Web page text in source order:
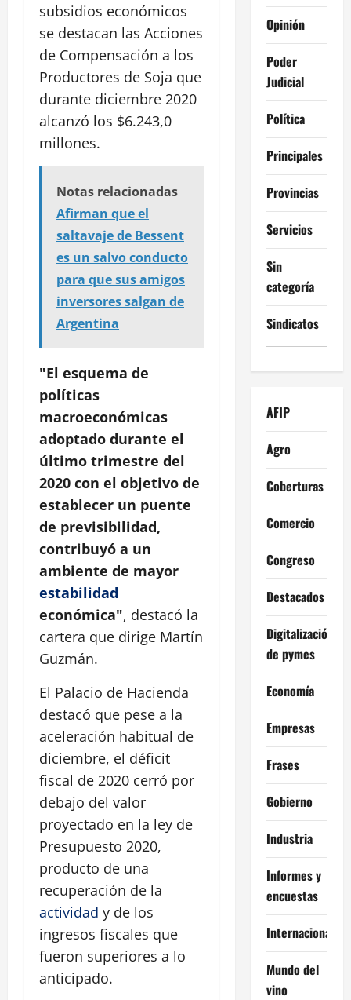
subsidios económicos
se destacan las Acciones
de Compensación a los
Productores de Soja que
durante diciembre 2020
alcanzó los $6.243,0
millones.
Notas relacionadas
Afirman que el
saltavaje de Bessent
es un salvo conducto
para que sus amigos
inversores salgan de
Argentina
"El esquema de
políticas
macroeconómicas
adoptado durante el
último trimestre del
2020 con el objetivo de
establecer un puente
de previsibilidad,
contribuyó a un
ambiente de mayor
estabilidad
económica", destacó la
cartera que dirige Martín
Guzmán.
El Palacio de Hacienda
destacó que pese a la
aceleración habitual de
diciembre, el déficit
fiscal de 2020 cerró por
debajo del valor
proyectado en la ley de
Presupuesto 2020,
producto de una
recuperación de la
actividad y de los
ingresos fiscales que
fueron superiores a lo
anticipado.
Opinión
Poder
Judicial
Política
Principales
Provincias
Servicios
Sin
categoría
Sindicatos
AFIP
Agro
Coberturas
Comercio
Congreso
Destacados
Digitalización
de pymes
Economía
Empresas
Frases
Gobierno
Industria
Informes y
encuestas
Internacional
Mundo del
vino